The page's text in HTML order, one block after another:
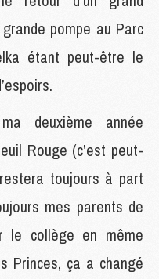
pompe au Parc
étant peut-être le
deuxième année
Rouge (c’est peut-
toujours à part
mes parents de
le collège en même
Princes, ça a changé